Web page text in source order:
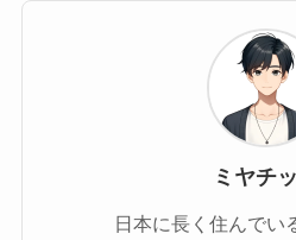
ミヤチ
日本に長く住んでい